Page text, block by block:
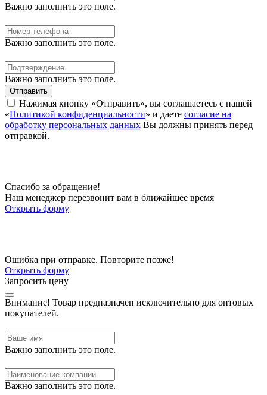
Важно заполнить это поле.
Важно заполнить это поле.
Важно заполнить это поле.
Отправить
Нажимая кнопку «Отправить», вы соглашаетесь с нашей
«Политикой конфиденциальности» и даете согласие на
обработку персональных данных Вы должны принять перед
отправкой.
Спасибо за обращение!
Наш менеджер перезвонит вам в ближайшее время
Открыть форму
Ошибка при отправке. Повторите позже!
Открыть форму
Запросить цену
Внимание! Товар предназначен исключительно для оптовых
покупателей.
Важно заполнить это поле.
Важно заполнить это поле.